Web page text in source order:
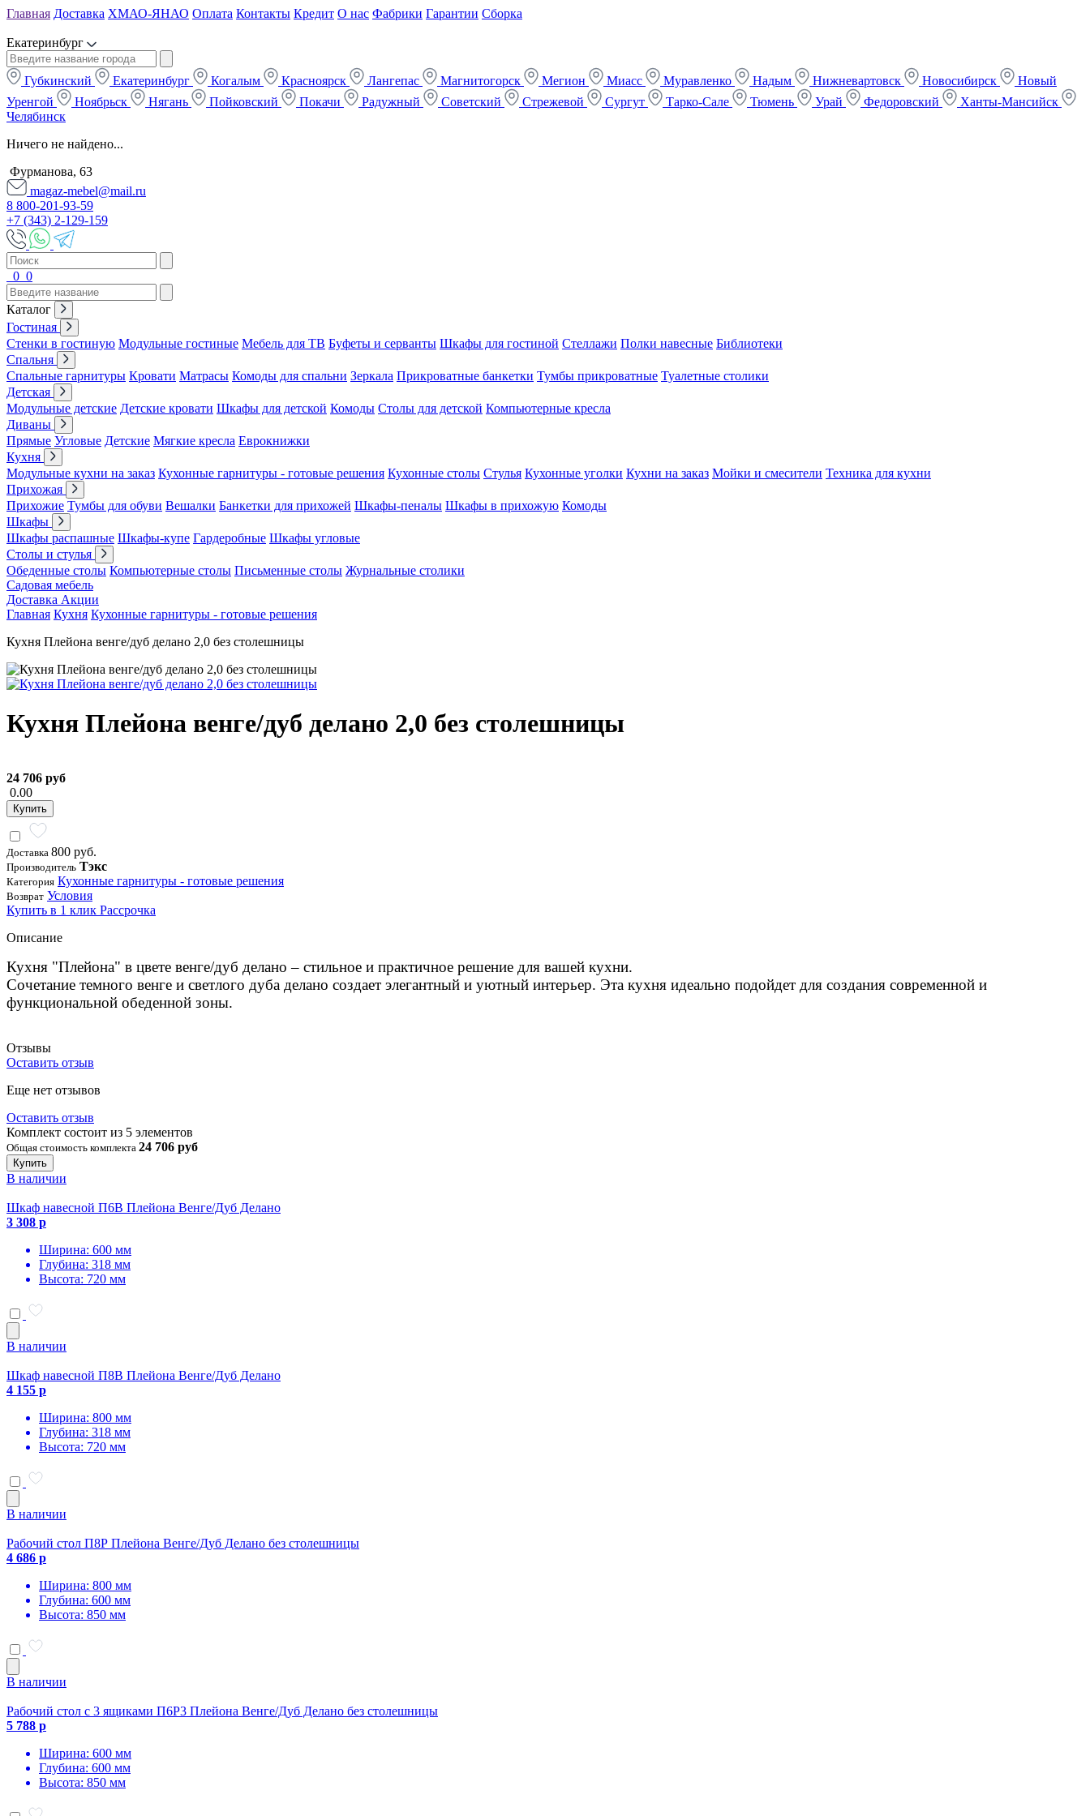
Главная Доставка ХМАО-ЯНАО Оплата Контакты Кредит О нас Фабрики Гарантии Сборка
Екатеринбург
Губкинский Екатеринбург Когалым Красноярск Лангепас Магнитогорск Мегион Миасс Муравленко Надым Нижневартовск Новосибирск
Новый
Уренгой
Ноябрьск Нягань Пойковский Покачи Радужный Советский Стрежевой Сургут Тарко-Сале Тюмень Урай Федоровский
Ханты-Мансийск
Челябинск
Ничего не найдено...
Фурманова, 63
magaz-mebel@mail.ru
8 800-201-93-59
+7 (343) 2-129-159
0 0
Каталог
Гостиная
Стенки в гостиную Модульные гостиные Мебель для ТВ Буфеты и серванты Шкафы для гостиной Стеллажи Полки навесные Библиотеки
Спальня
Спальные гарнитуры Кровати Матрасы Комоды для спальни Зеркала Прикроватные банкетки Тумбы прикроватные Туалетные столики
Детская
Модульные детские Детские кровати Шкафы для детской Комоды Столы для детской Компьютерные кресла
Диваны
Прямые Угловые Детские Мягкие кресла Еврокнижки
Кухня
Модульные кухни на заказ Кухонные гарнитуры - готовые решения Кухонные столы Стулья Кухонные уголки Кухни на заказ Мойки и смесители Техника для кухни
Прихожая
Прихожие Тумбы для обуви Вешалки Банкетки для прихожей Шкафы-пеналы Шкафы в прихожую Комоды
Шкафы
Шкафы распашные Шкафы-купе Гардеробные Шкафы угловые
Столы и стулья
Обеденные столы Компьютерные столы Письменные столы Журнальные столики
Садовая мебель
Доставка Акции
Главная Кухня Кухонные гарнитуры - готовые решения
Кухня Плейона венге/дуб делано 2,0 без столешницы
Кухня Плейона венге/дуб делано 2,0 без столешницы
24 706 руб
0.00
Купить
Доставка 800 руб.
Производитель Тэкс
Категория Кухонные гарнитуры - готовые решения
Возврат Условия
Купить в 1 клик Рассрочка
Описание
Кухня "Плейона" в цвете венге/дуб делано – стильное и практичное решение для вашей кухни.
Сочетание темного венге и светлого дуба делано создает элегантный и уютный интерьер. Эта кухня идеально подойдет для создания современной и
функциональной обеденной зоны.
Отзывы
Оставить отзыв
Еще нет отзывов
Оставить отзыв
Комплект состоит из 5 элементов
Общая стоимость комплекта 24 706 руб
Купить
В наличии
Шкаф навесной П6В Плейона Венге/Дуб Делано
3 308 р
Ширина: 600 мм
Глубина: 318 мм
Высота: 720 мм
В наличии
Шкаф навесной П8В Плейона Венге/Дуб Делано
4 155 р
Ширина: 800 мм
Глубина: 318 мм
Высота: 720 мм
В наличии
Рабочий стол П8Р Плейона Венге/Дуб Делано без столешницы
4 686 р
Ширина: 800 мм
Глубина: 600 мм
Высота: 850 мм
В наличии
Рабочий стол с 3 ящиками П6Р3 Плейона Венге/Дуб Делано без столешницы
5 788 р
Ширина: 600 мм
Глубина: 600 мм
Высота: 850 мм